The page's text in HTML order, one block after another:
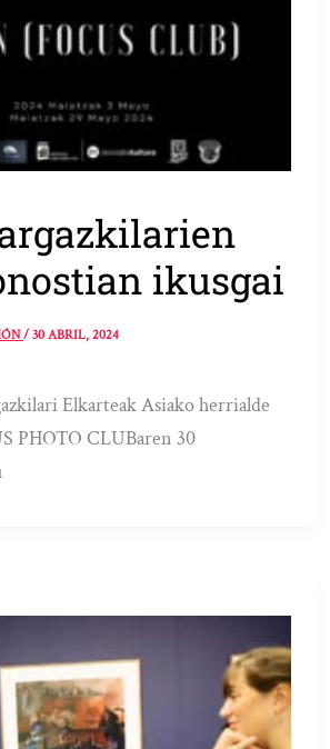
ikusgai
/30 ABRIL, 2024
Elkarteak Asiako herrialde
PHOTO CLUBaren 30